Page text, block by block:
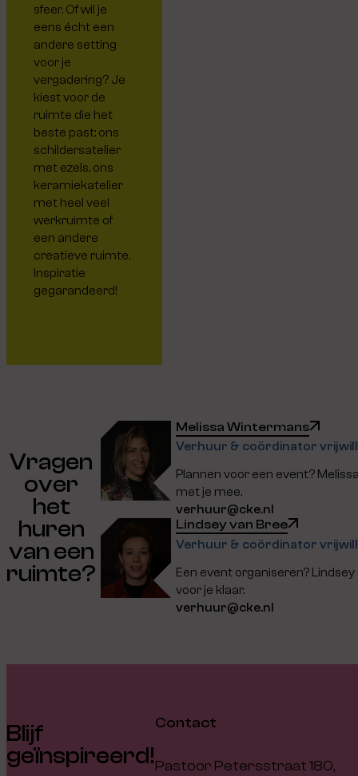
sfeer. Of wil je
eens écht een
andere setting
voor je
vergadering? Je
kiest voor de
ruimte die het
beste past: ons
schildersatelier
met ezels, ons
keramiekatelier
met heel veel
werkruimte of
een andere
creatieve ruimte.
Inspiratie
gegarandeerd!
Vragen
over
het
huren
van een
ruimte?
Melissa Wintermans
Verhuur & coördinator
Plannen voor een event?
met je mee.
verhuur@cke.nl
Lindsey van Bree
Verhuur & coördinator
Een event organiseren?
voor je klaar.
verhuur@cke.nl
Blijf
geïnspireerd!
Contact
Pastoor Petersstraat 180,